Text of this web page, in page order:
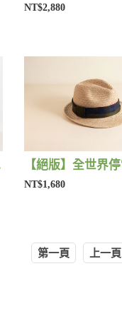
NT$2,880
姐
NT$1,680
第一頁 上一頁